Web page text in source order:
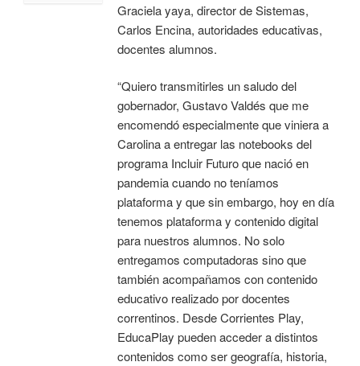
Graciela yaya, director de Sistemas,
Carlos Encina, autoridades educativas,
docentes alumnos.
“Quiero transmitirles un saludo del
gobernador, Gustavo Valdés que me
encomendó especialmente que viniera a
Carolina a entregar las notebooks del
programa Incluir Futuro que nació en
pandemia cuando no teníamos
plataforma y que sin embargo, hoy en día
tenemos plataforma y contenido digital
para nuestros alumnos. No solo
entregamos computadoras sino que
también acompañamos con contenido
educativo realizado por docentes
correntinos. Desde Corrientes Play,
EducaPlay pueden acceder a distintos
contenidos como ser geografía, historia,